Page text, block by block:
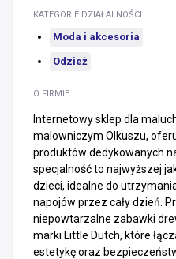
O FIRMIE
Internetowy sklep dla
malowniczym Olkuszu,
produktów dedykowanych
specjalność to najwyższej
dzieci, idealne do
napojów przez cały dzień.
niepowtarzalne zabawki
marki Little Dutch, które
estetykę oraz
KATEGORIE DZIAŁALNOŚCI
Moda i akcesoria
Odzież